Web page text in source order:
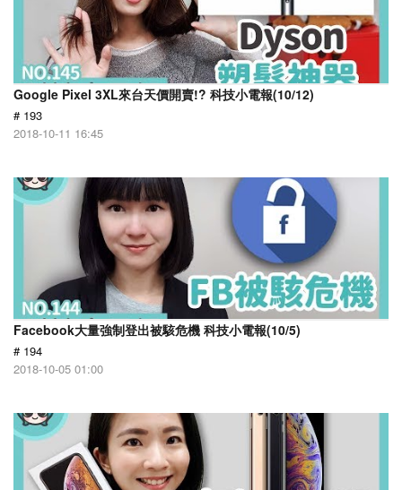
Google Pixel 3XL來台天價開賣!? 科技小電報(10/12)
# 193
2018-10-11 16:45
Facebook大量強制登出被駭危機 科技小電報(10/5)
# 194
2018-10-05 01:00